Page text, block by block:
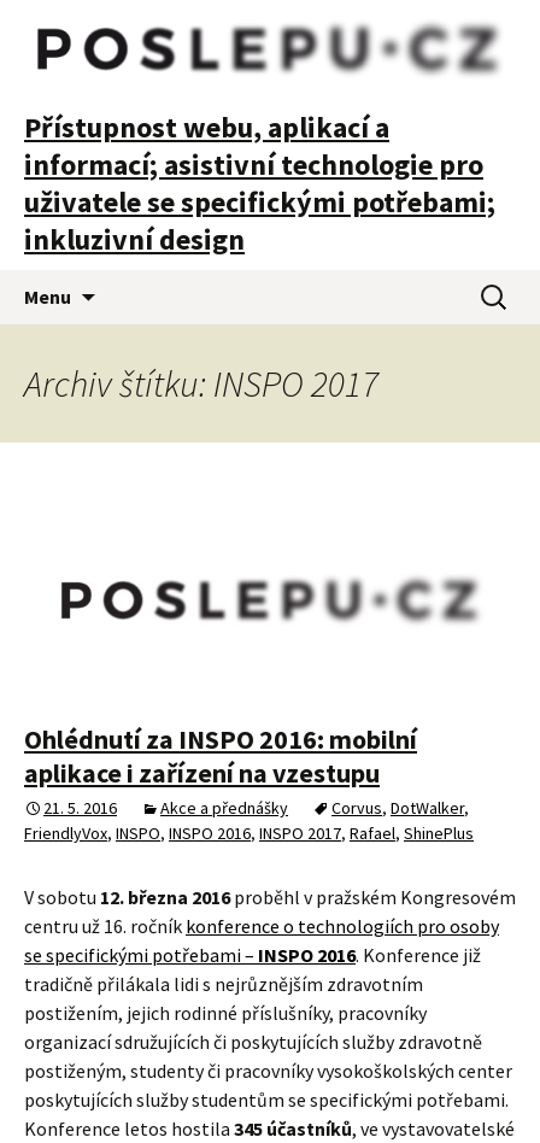
POSLEPU
Přístupnost webu, aplikací a
informací; asistivní technologie pro
uživatele se specifickými potřebami;
inkluzivní design
Menu
webu
Archiv štítku: INSPO 2017
Ohlédnutí za INSPO 2016: mobilní
aplikace i zařízení na vzestupu
21. 5. 2016 Akce a přednášky Corvus, DotWalker,
FriendlyVox, INSPO, INSPO 2016, INSPO 2017, Rafael, ShinePlus
V sobotu 12. března 2016proběhl v pražském Kongresovém
centru už 16. ročník konference o technologiích pro osoby
se specifickými potřebami – INSPO 2016. Konference již
tradičně přilákala lidi s nejrůznějším zdravotním
postižením, jejich rodinné příslušníky, pracovníky
organizací sdružujících či poskytujících služby zdravotně
postiženým, studenty či pracovníky vysokoškolských center
poskytujících služby studentům se specifickými potřebami.
Konference letos hostila 345 účastníků, ve vystavovatelské